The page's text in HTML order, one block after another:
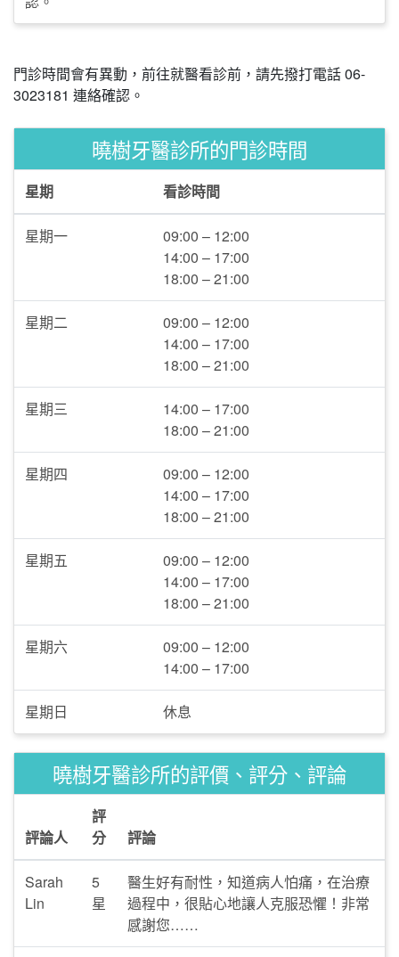
門診時間會有異動，前往就醫看診前，請先撥打電話 06-
3023181 連絡確認。
曉樹牙醫診所的門診時間
星期 看診時間
星期一
09:00 – 12:00
14:00 – 17:00
18:00 – 21:00
星期二
09:00 – 12:00
14:00 – 17:00
18:00 – 21:00
星期三
14:00 – 17:00
18:00 – 21:00
星期四
09:00 – 12:00
14:00 – 17:00
18:00 – 21:00
星期五
09:00 – 12:00
14:00 – 17:00
18:00 – 21:00
星期六
09:00 – 12:00
14:00 – 17:00
星期日 休息
曉樹牙醫診所的評價、評分、評論
評論人
評
分
評論
Sarah
Lin
5
星
醫生好有耐性，知道病人怕痛，在治療
過程中，很貼心地讓人克服恐懼！非常
感謝您……